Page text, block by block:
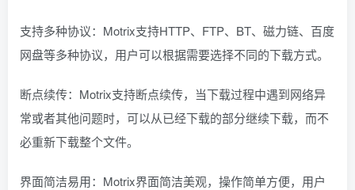
支持多种协议：Motrix支持HTTP、FTP、BT、磁力链、百度
网盘等多种协议，用户可以根据需要选择不同的下载方式。
断点续传：Motrix支持断点续传，当下载过程中遇到网络异
常或者其他问题时，可以从已经下载的部分继续下载，而不
必重新下载整个文件。
界面简洁易用：Motrix界面简洁美观，操作简单方便，用户